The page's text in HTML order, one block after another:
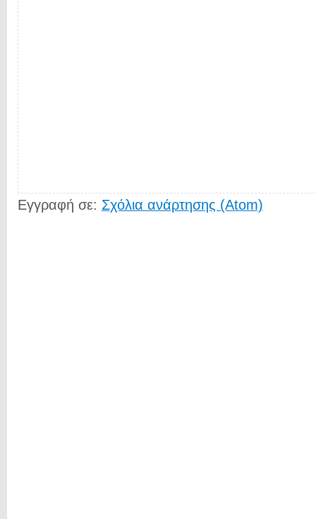
Εγγραφή σε: Σχόλια ανάρτησης (Atom)